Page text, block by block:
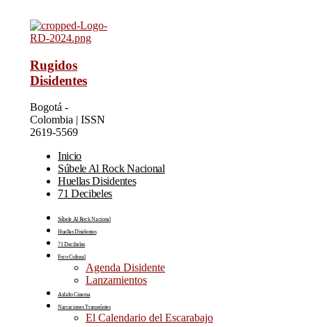
Rugidos
Disidentes
Bogotá -
Colombia | ISSN
2619-5569
Inicio
Súbele Al Rock Nacional
Huellas Disidentes
71 Decibeles
Súbele Al Rock Nacional
Huellas Disidentes
71 Decibeles
Foco Cultural
Agenda Disidente
Lanzamientos
Asfalto Cinema
Narraciones Transeúntes
El Calendario del Escarabajo